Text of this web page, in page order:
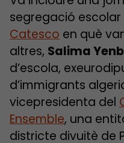
segregació
Catesco en què
altres, Salima
d’escola,
d’immigrants
vicepresidenta del
Ensemble, una
districte divuitè de